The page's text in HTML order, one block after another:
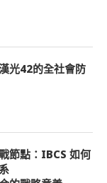
光42的全社會防
節點：IBCS 如何